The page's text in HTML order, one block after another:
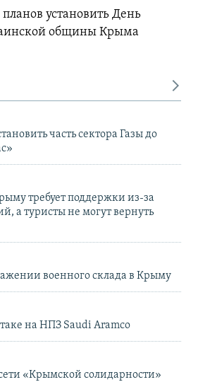
установить День
общины Крыма
часть сектора Газы до
требует поддержки из-за
а туристы не могут вернуть
военного склада в Крыму
на НПЗ Saudi Aramco
«Крымской солидарности»